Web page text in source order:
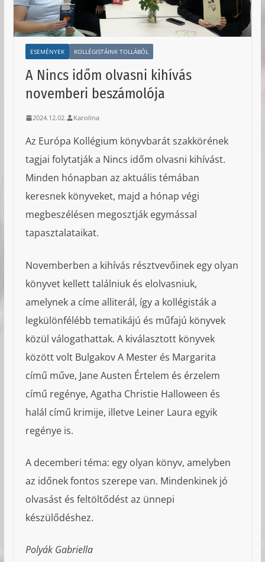
ESEMÉNYEK KOLLÉGISTÁINK TOLLÁBÓL
A Nincs időm olvasni kihívás
novemberi beszámolója
2024.12.02. Karolina
Az Európa Kollégium könyvbarát szakkörének
tagjai folytatják a Nincs időm olvasni kihívást.
Minden hónapban az aktuális témában
keresnek könyveket, majd a hónap végi
megbeszélésen megosztják egymással
tapasztalataikat.
Novemberben a kihívás résztvevőinek egy olyan
könyvet kellett találniuk és elolvasniuk,
amelynek a címe alliterál, így a kollégisták a
legkülönfélébb tematikájú és műfajú könyvek
közül válogathattak. A kiválasztott könyvek
között volt Bulgakov A Mester és Margarita
című műve, Jane Austen Értelem és érzelem
című regénye, Agatha Christie Halloween és
halál című krimije, illetve Leiner Laura egyik
regénye is.
A decemberi téma: egy olyan könyv, amelyben
az időnek fontos szerepe van. Mindenkinek jó
olvasást és feltöltődést az ünnepi
készülődéshez.
Polyák Gabriella